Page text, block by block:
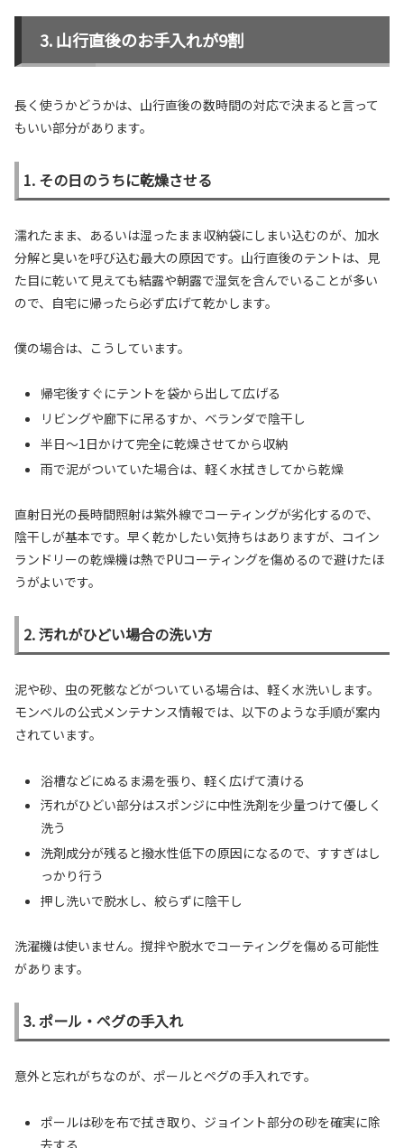
山行直後のお手入れが9割
長く使うかどうかは、山行直後の数時間の対応で決まると言って
もいい部分があります。
1. その日のうちに乾燥させる
濡れたまま、あるいは湿ったまま収納袋にしまい込むのが、加水
分解と臭いを呼び込む最大の原因です。山行直後のテントは、見
た目に乾いて見えても結露や朝露で湿気を含んでいることが多い
ので、自宅に帰ったら必ず広げて乾かします。
僕の場合は、こうしています。
帰宅後すぐにテントを袋から出して広げる
リビングや廊下に吊るすか、ベランダで陰干し
半日〜1日かけて完全に乾燥させてから収納
雨で泥がついていた場合は、軽く水拭きしてから乾燥
直射日光の長時間照射は紫外線でコーティングが劣化するので、
陰干しが基本です。早く乾かしたい気持ちはありますが、コイン
ランドリーの乾燥機は熱でPUコーティングを傷めるので避けたほ
うがよいです。
2. 汚れがひどい場合の洗い方
泥や砂、虫の死骸などがついている場合は、軽く水洗いします。
モンベルの公式メンテナンス情報では、以下のような手順が案内
されています。
浴槽などにぬるま湯を張り、軽く広げて漬ける
汚れがひどい部分はスポンジに中性洗剤を少量つけて優しく
洗う
洗剤成分が残ると撥水性低下の原因になるので、すすぎはし
っかり行う
押し洗いで脱水し、絞らずに陰干し
洗濯機は使いません。撹拌や脱水でコーティングを傷める可能性
があります。
3. ポール・ペグの手入れ
意外と忘れがちなのが、ポールとペグの手入れです。
ポールは砂を布で拭き取り、ジョイント部分の砂を確実に除
去する